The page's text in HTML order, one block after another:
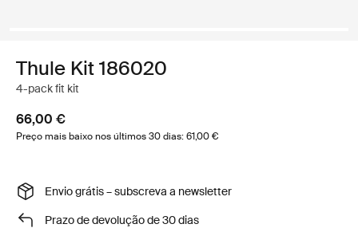
Thule Kit 186020
4-pack fit kit
66,00 €
Preço mais baixo nos últimos 30 dias: 61,00 €
Envio grátis – subscreva a newsletter
Prazo de devolução de 30 dias